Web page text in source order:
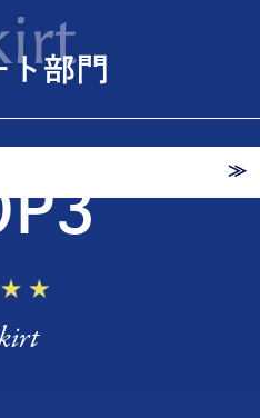
ト部門
ー
≫